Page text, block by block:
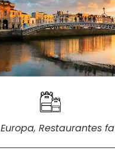
Europa, Restaurantes